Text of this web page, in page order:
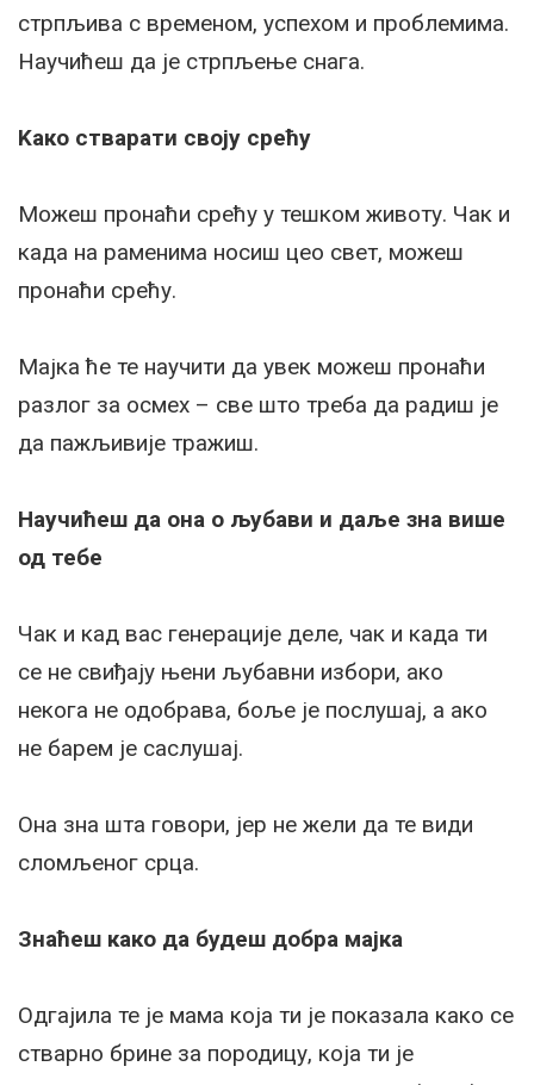
стрпљива с временом, успехом и проблемима.
Научићеш да је стрпљење снага.
Kако стварати своју срећу
Можеш пронаћи срећу у тешком животу. Чак и
када на раменима носиш цео свет, можеш
пронаћи срећу.
Мајка ће те научити да увек можеш пронаћи
разлог за осмех – све што треба да радиш је
да пажљивије тражиш.
Научићеш да она о љубави и даље зна више
од тебе
Чак и кад вас генерације деле, чак и када ти
се не свиђају њени љубавни избори, ако
некога не одобрава, боље је послушај, а ако
не барем је саслушај.
Она зна шта говори, јер не жели да те види
сломљеног срца.
Знаћеш како да будеш добра мајка
Одгајила те је мама која ти је показала како се
стварно брине за породицу, која ти је